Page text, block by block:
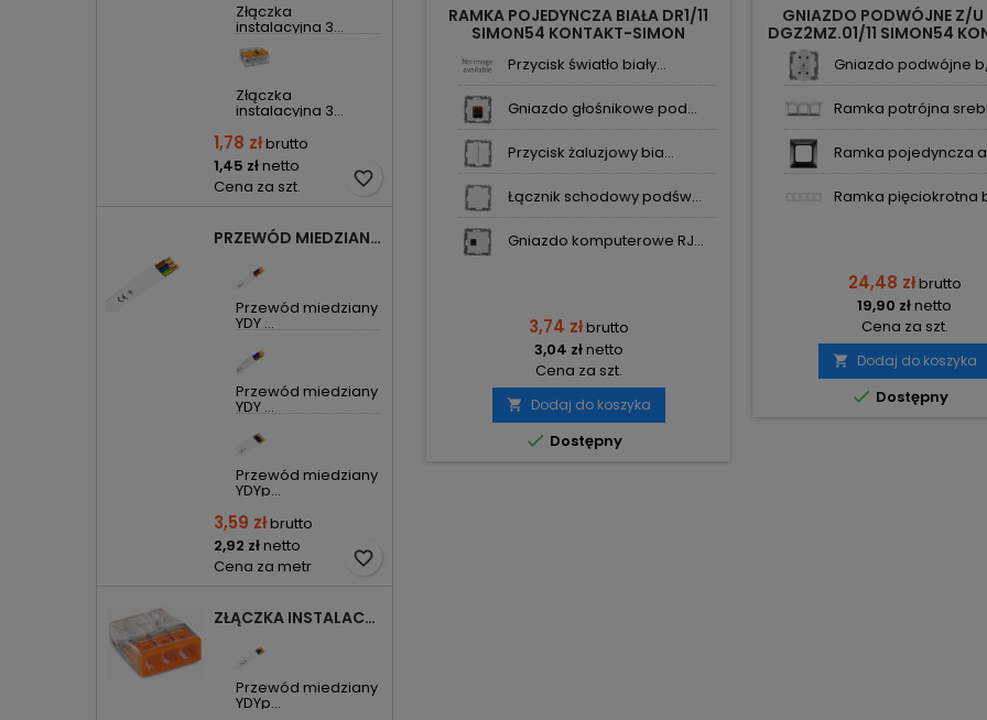
Złączka
instalacyjna 3...
Złączka
instalacyjna 3...
1,78 złbrutto
1,45 złnetto
Cena za szt.
favorite_border
PRZEWÓD MIEDZIANY YDYP DRUT 3X1,5MM2 ŻO 450/750V
Przewód miedziany
YDY ...
Przewód miedziany
YDY ...
Przewód miedziany
YDYp...
3,59 złbrutto
2,92 złnetto
Cena za metr
favorite_border
ZŁĄCZKA INSTALACYJNA 3X COMPACT POMARAŃCZOWA 2273-203 WAGO
Przewód miedziany
YDYp...
RAMKA POJEDYNCZA BIAŁA DR1/11
SIMON54 KONTAKT-SIMON
Przycisk światło biały...
Gniazdo głośnikowe pod...
Przycisk żaluzjowy bia...
Łącznik schodowy podśw...
Gniazdo komputerowe RJ...
3,74 złbrutto
3,04 złnetto
Cena za szt.
 Dodaj do koszyka
 Dostępny
GNIAZDO PODWÓJNE Z/U
DGZ2MZ.01/11 SIMON54
Gniazdo podwójne
Ramka potrójna
Ramka pojedyncza
Ramka pięciokrotna
24,48 złbrutto
19,90 złnetto
Cena za szt.
 Dodaj do koszyka
 Dostępny